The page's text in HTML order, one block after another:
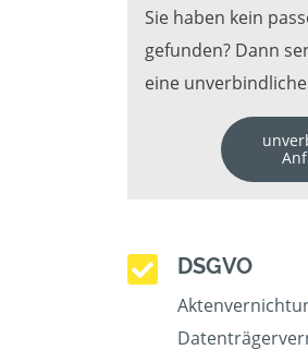
Sie haben kein
gefunden? Dann
eine
DSGVO